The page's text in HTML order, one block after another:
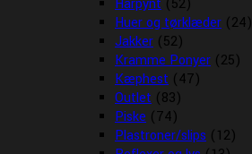
Hårpynt (52)
Huer og tørklæder (24)
Jakker (52)
Kramme Ponyer (25)
Kæphest (47)
Outlet (83)
Piske (74)
Plastroner/slips (12)